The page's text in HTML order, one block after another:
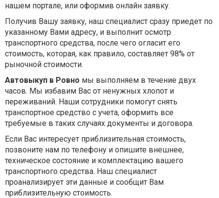
нашем портале, или оформив онлайн заявку.
Получив Вашу заявку, наш специалист сразу приедет по
указанному Вами адресу, и выполнит осмотр
транспортного средства, после чего огласит его
стоимость, которая, как правило, составляет 98% от
рыночной стоимости.
Автовыкуп в Ровно мы выполняем в течение двух
часов. Мы избавим Вас от ненужных хлопот и
переживаний. Наши сотрудники помогут снять
транспортное средство с учета, оформить все
требуемые в таких случаях документы и договора.
Если Вас интересует приблизительная стоимость,
позвоните нам по телефону и опишите внешнее,
техническое состояние и комплектацию вашего
транспортного средства. Наш специалист
проанализирует эти данные и сообщит Вам
приблизительную стоимость.